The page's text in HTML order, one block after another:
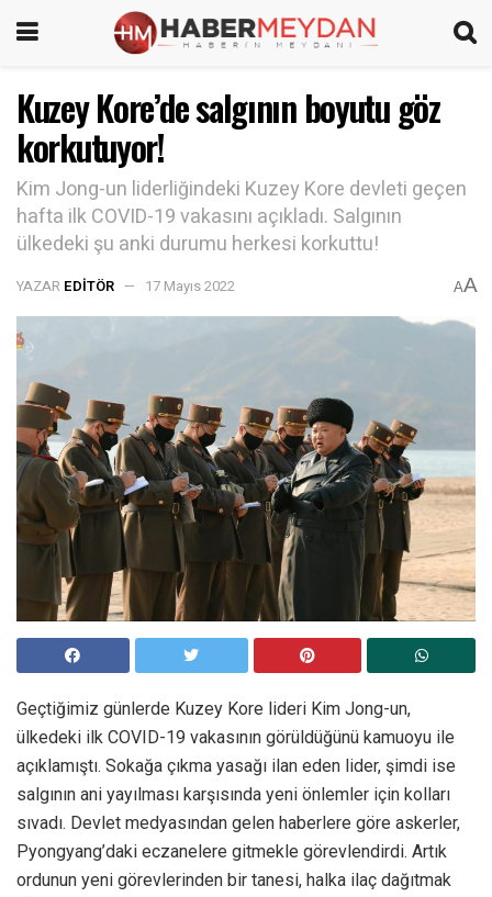
Kuzey Kore’de salgının boyutu göz
korkutuyor!
Kim Jong-un liderliğindeki Kuzey Kore devleti geçen
hafta ilk COVID-19 vakasını açıkladı. Salgının
ülkedeki şu anki durumu herkesi korkuttu!
YAZAR EDITÖR 17 Mayıs 2022 AA
Geçtiğimiz günlerde Kuzey Kore lideri Kim Jong-un,
ülkedeki ilk COVID-19 vakasının görüldüğünü kamuoyu ile
açıklamıştı. Sokağa çıkma yasağı ilan eden lider, şimdi ise
salgının ani yayılması karşısında yeni önlemler için kolları
sıvadı. Devlet medyasından gelen haberlere göre askerler,
Pyongyang’daki eczanelere gitmekle görevlendirdi. Artık
ordunun yeni görevlerinden bir tanesi, halka ilaç dağıtmak